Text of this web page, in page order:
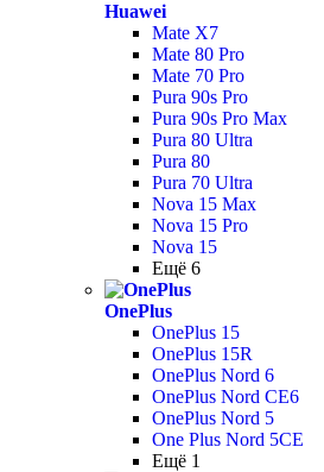
Huawei
Mate X7
Mate 80 Pro
Mate 70 Pro
Pura 90s Pro
Pura 90s Pro Max
Pura 80 Ultra
Pura 80
Pura 70 Ultra
Nova 15 Max
Nova 15 Pro
Nova 15
Ещё 6
OnePlus
OnePlus 15
OnePlus 15R
OnePlus Nord 6
OnePlus Nord CE6
OnePlus Nord 5
One Plus Nord 5CE
Ещё 1